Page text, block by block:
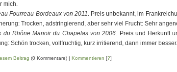
mich.
Fourreau Bordeaux von 2011. Preis unbekannt, im
Trocken, adstringierend, aber sehr viel Frucht: Sehr
du Rhône Manoir du Chapelas von 2006. Preis und Herkunft
Schön trocken, vollfruchtig, kurz irritierend, dann immer besser.
Beitrag (0 Kommentare) | Kommentieren [?]